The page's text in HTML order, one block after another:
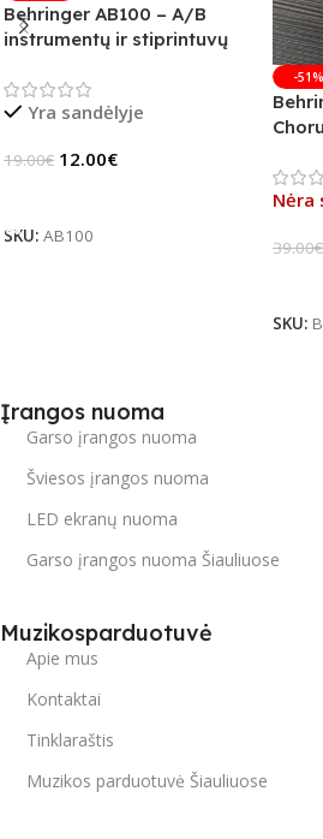
Behringer AB100 – A/B
instrumentų ir stiprintuvų
Yra sandėlyje
19.00€ 12.00€
SKU: AB100
-51%
Nėra
39.00€
SKU:
Įrangos nuoma
Garso įrangos nuoma
Šviesos įrangos nuoma
LED ekranų nuoma
Garso įrangos nuoma Šiauliuose
Muzikosparduotuvė
Apie mus
Kontaktai
Tinklaraštis
Muzikos parduotuvė Šiauliuose